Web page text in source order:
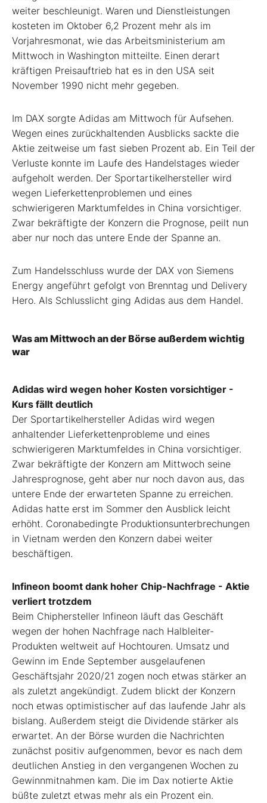
weiter beschleunigt. Waren und Dienstleistungen
kosteten im Oktober 6,2 Prozent mehr als im
Vorjahresmonat, wie das Arbeitsministerium am
Mittwoch in Washington mitteilte. Einen derart
kräftigen Preisauftrieb hat es in den USA seit
November 1990 nicht mehr gegeben.
Im DAX sorgte Adidas am Mittwoch für Aufsehen.
Wegen eines zurückhaltenden Ausblicks sackte die
Aktie zeitweise um fast sieben Prozent ab. Ein Teil der
Verluste konnte im Laufe des Handelstages wieder
aufgeholt werden. Der Sportartikelhersteller wird
wegen Lieferkettenproblemen und eines
schwierigeren Marktumfeldes in China vorsichtiger.
Zwar bekräftigte der Konzern die Prognose, peilt nun
aber nur noch das untere Ende der Spanne an.
Zum Handelsschluss wurde der DAX von Siemens
Energy angeführt gefolgt von Brenntag und Delivery
Hero. Als Schlusslicht ging Adidas aus dem Handel.
Was am Mittwoch an der Börse außerdem wichtig
war
Adidas wird wegen hoher Kosten vorsichtiger -
Kurs fällt deutlich
Der Sportartikelhersteller Adidas wird wegen
anhaltender Lieferkettenprobleme und eines
schwierigeren Marktumfeldes in China vorsichtiger.
Zwar bekräftigte der Konzern am Mittwoch seine
Jahresprognose, geht aber nur noch davon aus, das
untere Ende der erwarteten Spanne zu erreichen.
Adidas hatte erst im Sommer den Ausblick leicht
erhöht. Coronabedingte Produktionsunterbrechungen
in Vietnam werden den Konzern dabei weiter
beschäftigen.
Infineon boomt dank hoher Chip-Nachfrage - Aktie
verliert trotzdem
Beim Chiphersteller Infineon läuft das Geschäft
wegen der hohen Nachfrage nach Halbleiter-
Produkten weltweit auf Hochtouren. Umsatz und
Gewinn im Ende September ausgelaufenen
Geschäftsjahr 2020/21 zogen noch etwas stärker an
als zuletzt angekündigt. Zudem blickt der Konzern
noch etwas optimistischer auf das laufende Jahr als
bislang. Außerdem steigt die Dividende stärker als
erwartet. An der Börse wurden die Nachrichten
zunächst positiv aufgenommen, bevor es nach dem
deutlichen Anstieg in den vergangenen Wochen zu
Gewinnmitnahmen kam. Die im Dax notierte Aktie
büßte zuletzt etwas mehr als ein Prozent ein.